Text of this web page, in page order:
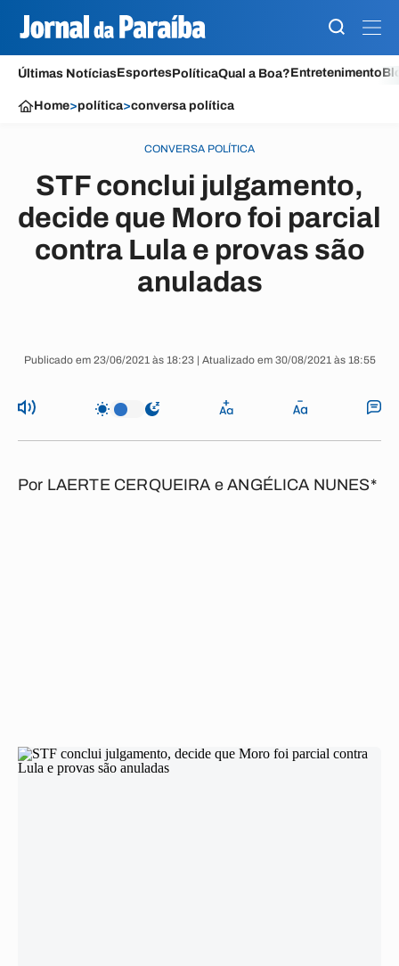
Últimas NotíciasEsportesPolíticaQual a Boa?Entretenimento
Home>política>conversa política
CONVERSA POLÍTICA
STF conclui julgamento,
decide que Moro foi parcial
contra Lula e provas são
anuladas
Publicado em 23/06/2021 às 18:23 | Atualizado em 30/08/2021 às 18:55
Por LAERTE CERQUEIRA e ANGÉLICA NUNES*